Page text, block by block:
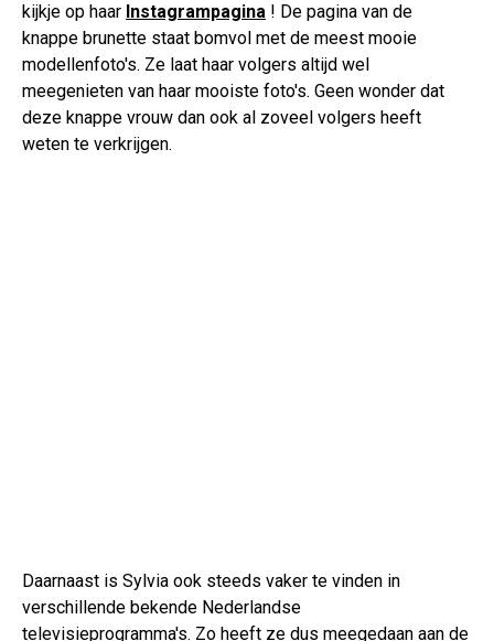
kijkje op haar Instagrampagina ! De pagina van de
knappe brunette staat bomvol met de meest mooie
modellenfoto's. Ze laat haar volgers altijd wel
meegenieten van haar mooiste foto's. Geen wonder dat
deze knappe vrouw dan ook al zoveel volgers heeft
weten te verkrijgen.
Daarnaast is Sylvia ook steeds vaker te vinden in
verschillende bekende Nederlandse
televisieprogramma's. Zo heeft ze dus meegedaan aan de